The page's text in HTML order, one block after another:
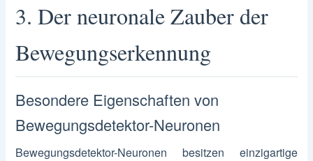
3. Der neuronale Zauber der
Bewegungserkennung
Besondere Eigenschaften von
Bewegungsdetektor-Neuronen
Bewegungsdetektor-Neuronen besitzen einzigartige